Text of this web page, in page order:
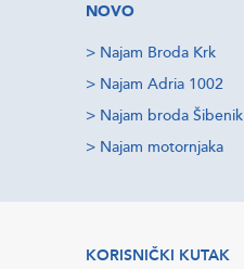
NOVO
> Najam Broda Krk
> Najam Adria 1002
> Najam broda Šibenik
> Najam motornjaka
KORISNIČKI KUTAK